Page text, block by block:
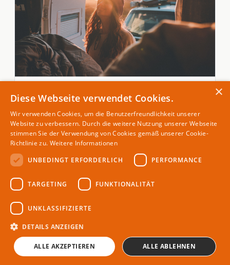
Van-Life-Feeling leicht gemacht mit diesen
14. Apr 2025
Magazin für Camping &
Reisemobile
THEMEN
campingplatz
familie
×
Diese Webseite verwendet Cookies.
Wir verwenden Cookies, um die Benutzerfreundlichkeit unserer
Website zu verbessern. Durch die weitere Nutzung unserer Webseite
stimmen Sie der Verwendung von Cookies gemäß unserer Cookie-
Richtlinie zu. Weitere Informationen
UNBEDINGT ERFORDERLICH
PERFORMANCE
TARGETING FUNKTIONALITÄT
UNKLASSIFIZIERTE
DETAILS ANZEIGEN
ALLE AKZEPTIEREN ALLE ABLEHNEN